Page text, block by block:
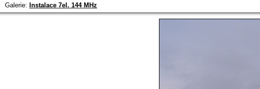
Galerie: Instalace 7el. 144 MHz